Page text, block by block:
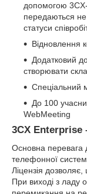
допомогою
передаються не
статуси
Відновлення
Додатковий
створювати
Спеціальний
До 100
WebMeeting
3CX Enterprise
Основна перевага
телефонної
Ліцензія
При виході з ладу